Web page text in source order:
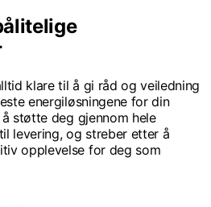
klare til å gi råd og veiledning
energiløsningene for din
støtte deg gjennom hele
levering, og streber etter å
opplevelse for deg som